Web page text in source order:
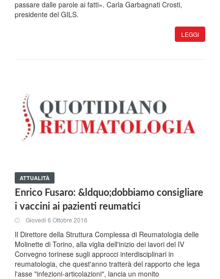
passare dalle parole ai fatti». Carla Garbagnati Crosti,
presidente del GILS.
LEGGI
ATTUALITÀ
Enrico Fusaro: &ldquo;dobbiamo consigliare
i vaccini ai pazienti reumatici
Giovedi 6 Ottobre 2016
Il Direttore della Struttura Complessa di Reumatologia delle
Molinette di Torino, alla viglia dell'inizio dei lavori del IV
Convegno torinese sugli approcci interdisciplinari in
reumatologia, che quest'anno tratterà del rapporto che lega
l'asse "infezioni-articolazioni", lancia un monito